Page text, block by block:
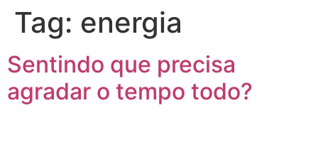
Tag: energia
Sentindo que precisa
agradar o tempo todo?